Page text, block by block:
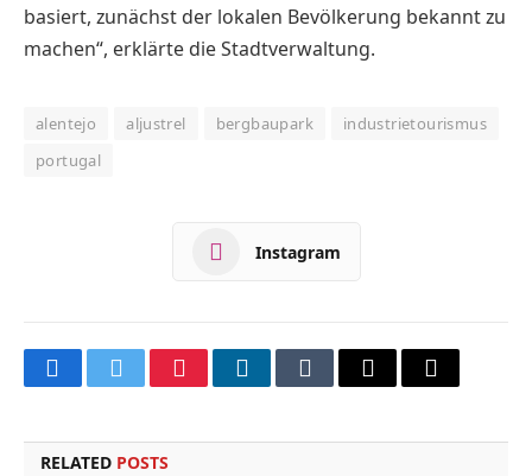
basiert, zunächst der lokalen Bevölkerung bekannt zu
machen“, erklärte die Stadtverwaltung.
alentejo aljustrel bergbaupark
industrietourismus
portugal
Instagram
FacebookTwitterPinterestLinkedInTumblrEmail
Copy
RELATED POSTS